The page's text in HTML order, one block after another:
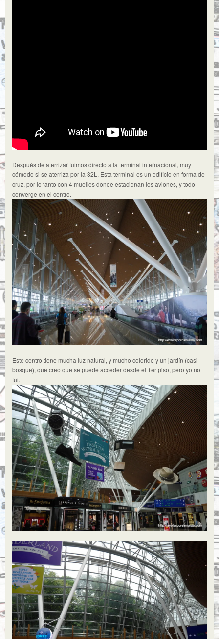
Después de aterrizar fuimos directo a la terminal internacional, muy
cómodo si se aterriza por la 32L. Esta terminal es un edificio en forma de
cruz, por lo tanto con 4 muelles donde estacionan los aviones, y todo
converge en el centro.
Este centro tiene mucha luz natural, y mucho colorido y un jardín (casi
bosque), que creo que se puede acceder desde el 1er piso, pero yo no
fui.